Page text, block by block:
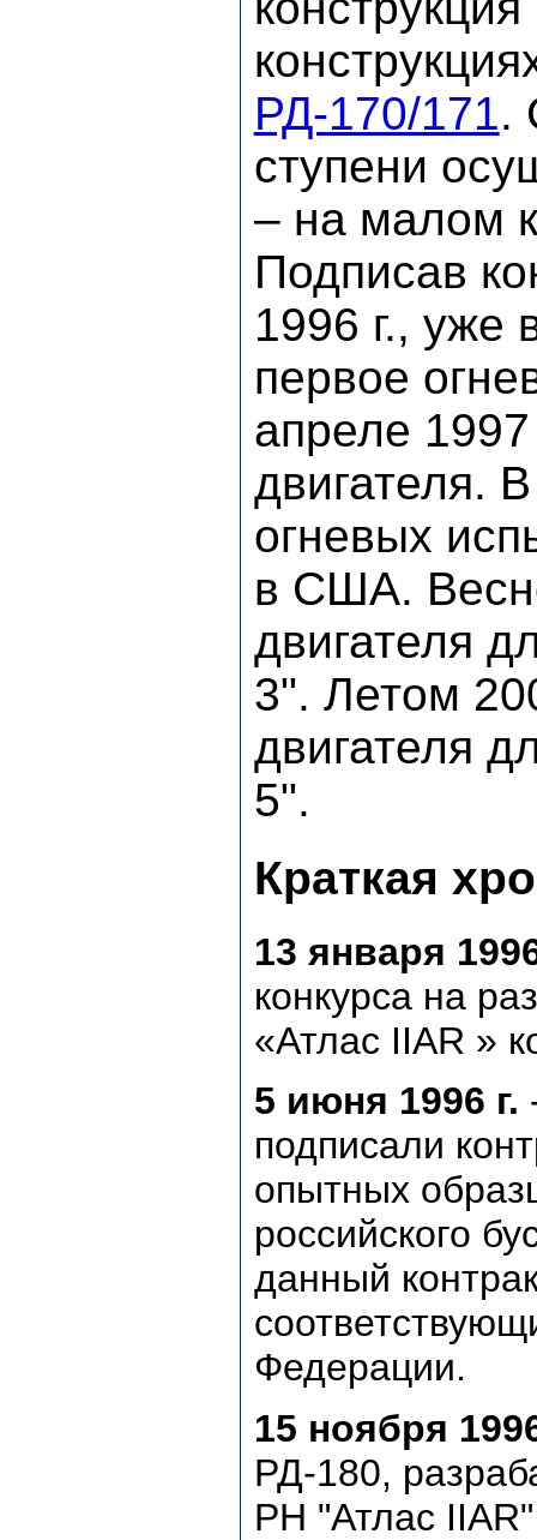
РД-170/171.
ступени
– на малом
Подписав
1996 г., уже
первое
апреле
двигателя.
огневых
в США.
двигателя
3". Летом
двигателя
5".
Краткая
13 января
конкурса на
«Атлас IIAR »
5 июня 1996 г.
подписали
опытных
российского
данный
Федерации.
15 ноября
РД-180,
РН "Атлас